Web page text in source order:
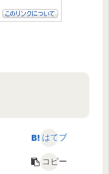
はてブ
コピー